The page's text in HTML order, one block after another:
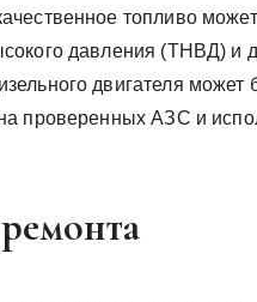
топливо
давления (ТНВД)
двигателя
проверенных АЗС и